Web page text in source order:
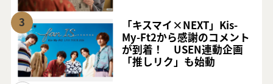
3
「キスマイ×NEXT」Kis-
My-Ft2から感謝のコメント
が到着！ USEN連動企画
「推しリク」も始動